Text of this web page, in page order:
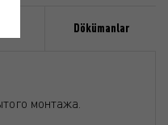
Dökümanlar
монтажа.